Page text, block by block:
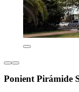
Ponient Pirámide